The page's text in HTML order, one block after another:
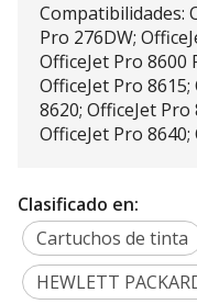
Compatibilidades:
Pro 276DW;
OfficeJet Pro 8600
OfficeJet Pro
8620; OfficeJet Pro
OfficeJet Pro
Clasificado en:
Cartuchos de tinta
HEWLETT